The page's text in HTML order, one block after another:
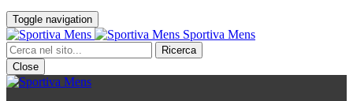
Toggle navigation
Sportiva Mens
Close